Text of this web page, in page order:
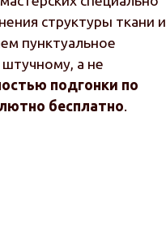
структуры ткани и
пунктуальное
а не
подгонки по
бесплатно.